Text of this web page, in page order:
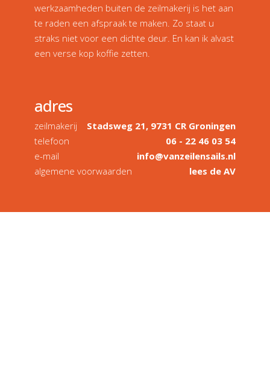
werkzaamheden buiten de zeilmakerij is het aan
te raden een afspraak te maken. Zo staat u
straks niet voor een dichte deur. En kan ik alvast
een verse kop koffie zetten.
adres
zeilmakerij
Stadsweg 21, 9731 CR Groningen
telefoon
06 - 22 46 03 54
e-mail
info@vanzeilensails.nl
algemene voorwaarden
lees de AV